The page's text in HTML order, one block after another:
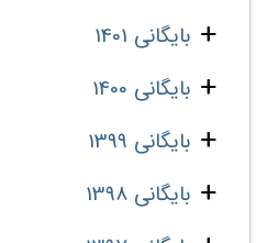
بایگانی 1401
بایگانی 1400
بایگانی 1399
بایگانی 1398